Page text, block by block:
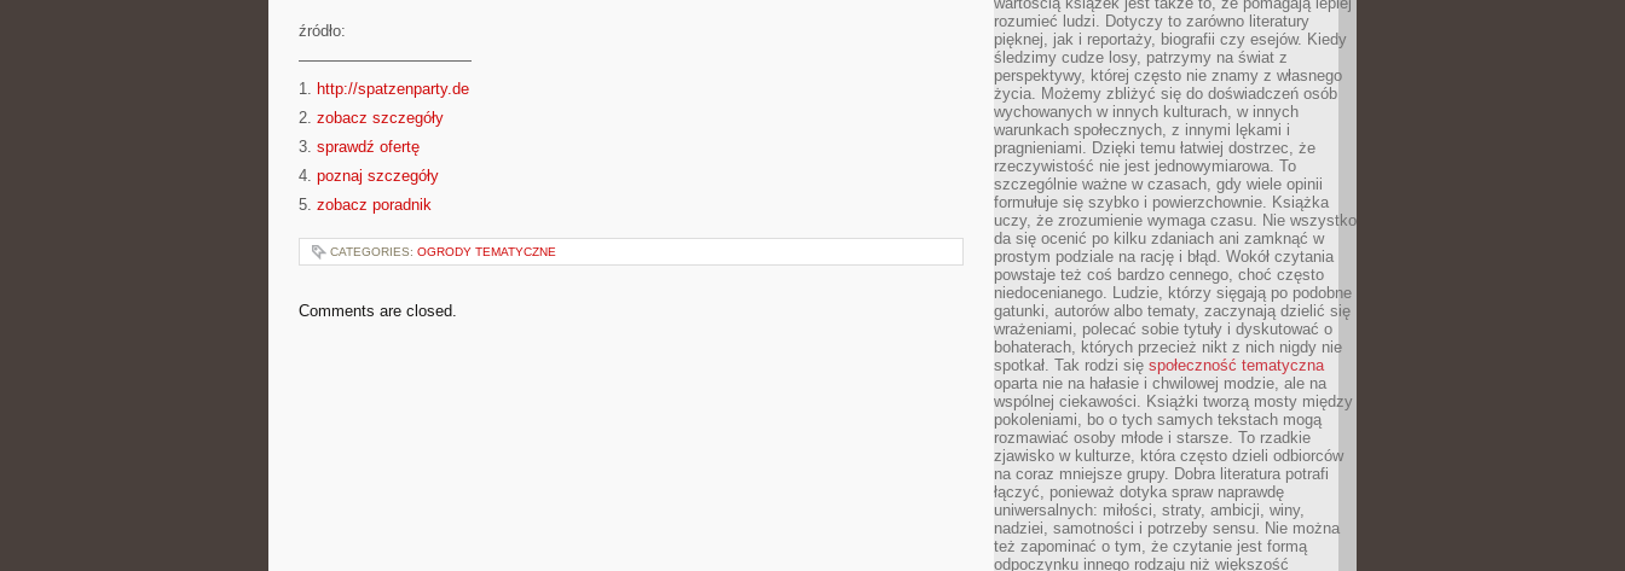
źródło:
———————————
1. http://spatzenparty.de
2. zobacz szczegóły
3. sprawdź ofertę
4. poznaj szczegóły
5. zobacz poradnik
CATEGORIES: OGRODY TEMATYCZNE
Comments are closed.
rozumieć ludzi. Dotyczy to zarówno literatury
pięknej, jak i reportaży, biografii czy esejów. Kiedy
śledzimy cudze losy, patrzymy na świat z
perspektywy, której często nie znamy z własnego
życia. Możemy zbliżyć się do doświadczeń osób
wychowanych w innych kulturach, w innych
warunkach społecznych, z innymi lękami i
pragnieniami. Dzięki temu łatwiej dostrzec, że
rzeczywistość nie jest jednowymiarowa. To
szczególnie ważne w czasach, gdy wiele opinii
formułuje się szybko i powierzchownie. Książka
uczy, że zrozumienie wymaga czasu. Nie wszystko
da się ocenić po kilku zdaniach ani zamknąć w
prostym podziale na rację i błąd. Wokół czytania
powstaje też coś bardzo cennego, choć często
niedocenianego. Ludzie, którzy sięgają po podobne
gatunki, autorów albo tematy, zaczynają dzielić się
wrażeniami, polecać sobie tytuły i dyskutować o
bohaterach, których przecież nikt z nich nigdy nie
spotkał. Tak rodzi się społeczność tematyczna
oparta nie na hałasie i chwilowej modzie, ale na
wspólnej ciekawości. Książki tworzą mosty między
pokoleniami, bo o tych samych tekstach mogą
rozmawiać osoby młode i starsze. To rzadkie
zjawisko w kulturze, która często dzieli odbiorców
na coraz mniejsze grupy. Dobra literatura potrafi
łączyć, ponieważ dotyka spraw naprawdę
uniwersalnych: miłości, straty, ambicji, winy,
nadziei, samotności i potrzeby sensu. Nie można
też zapominać o tym, że czytanie jest formą
odpoczynku innego rodzaju niż większość